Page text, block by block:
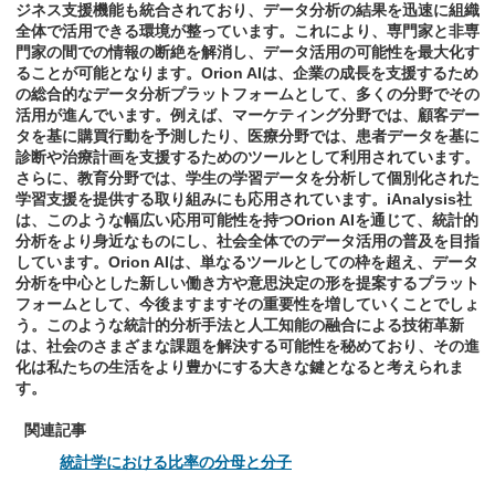
ジネス支援機能も統合されており、データ分析の結果を迅速に組織
全体で活用できる環境が整っています。これにより、専門家と非専
門家の間での情報の断絶を解消し、データ活用の可能性を最大化す
ることが可能となります。Orion AIは、企業の成長を支援するため
の総合的なデータ分析プラットフォームとして、多くの分野でその
活用が進んでいます。例えば、マーケティング分野では、顧客デー
タを基に購買行動を予測したり、医療分野では、患者データを基に
診断や治療計画を支援するためのツールとして利用されています。
さらに、教育分野では、学生の学習データを分析して個別化された
学習支援を提供する取り組みにも応用されています。iAnalysis社
は、このような幅広い応用可能性を持つOrion AIを通じて、統計的
分析をより身近なものにし、社会全体でのデータ活用の普及を目指
しています。Orion AIは、単なるツールとしての枠を超え、データ
分析を中心とした新しい働き方や意思決定の形を提案するプラット
フォームとして、今後ますますその重要性を増していくことでしょ
う。このような統計的分析手法と人工知能の融合による技術革新
は、社会のさまざまな課題を解決する可能性を秘めており、その進
化は私たちの生活をより豊かにする大きな鍵となると考えられま
す。
関連記事
統計学における比率の分母と分子